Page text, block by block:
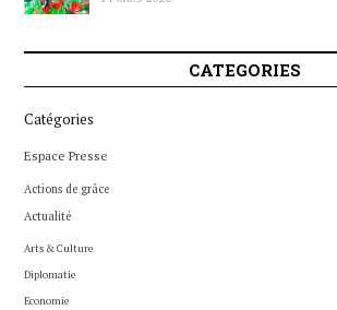
CATEGORIES
Catégories
Espace Presse
Actions de grâce
Actualité
Arts & Culture
Diplomatie
Economie